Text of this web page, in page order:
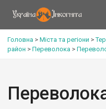
Головна > Міста та регіони >
район > Переволока >